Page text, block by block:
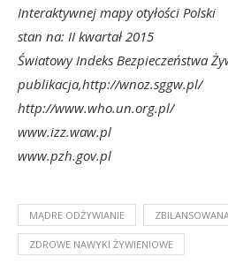
Interaktywnej mapy otyłości Polski
stan na: II kwartał 2015
Światowy Indeks Bezpieczeństwa
publikacja,http://wnoz.sggw.pl/
http://www.who.un.org.pl/
www.izz.waw.pl
www.pzh.gov.pl
MĄDRE ODŻYWIANIE
ZDROWE NAWYKI ŻYWIENIOWE